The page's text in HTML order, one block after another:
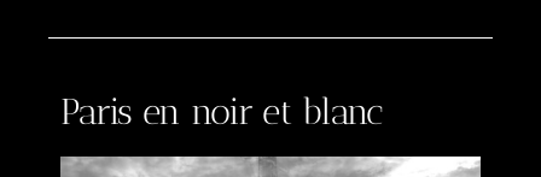
Paris en noir et blanc